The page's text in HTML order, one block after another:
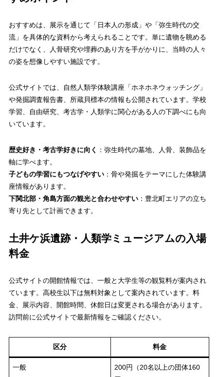
おすすめは、展示を通じて「日本人の形成」や「弥生時代の交
流」を具体的な資料から考えられることです。単に遺物を眺める
だけでなく、人骨研究や埋葬のあり方を手がかりに、当時の人々
の姿を想像しやすい施設です。
公式サイトでは、自然人類学体験講座「ホネホネウォッチング」
や発掘調査報告書、所蔵貝標本の情報も公開されています。学校
学習、自由研究、考古学・人類学に関心がある人の下調べにも向
いています。
歴史好き・考古学好きに向く
：弥生時代の墓地、人骨、装飾品を
軸に学べます。
子どもの学習にもつなげやすい：骨や発掘をテーマにした体験講
座情報があります。
下関北部・角島方面の観光と合わせやすい：豊北町エリアの立ち
寄り先として計画できます。
土井ケ浜遺跡・人類学ミュージアムの入場
料金
公式サイトの開館情報では、一般と大学生等の観覧料が案内され
ています。高校生以下は無料対象として案内されています。料
金、展示内容、開館時間、休館日は変更される場合があります。
訪問前に公式サイトで最新情報をご確認ください。
区分 料金
一般
200円（20名以上の団体160